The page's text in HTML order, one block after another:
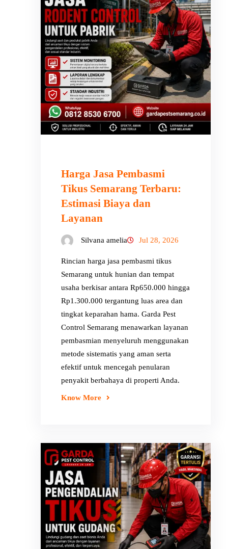
Harga Jasa Pembasmi
Tikus Semarang Terbaru:
Estimasi Biaya dan
Layanan
Silvana amelia Jul 28, 2026
Rincian harga jasa pembasmi tikus
Semarang untuk hunian dan tempat
usaha berkisar antara Rp650.000 hingga
Rp1.300.000 tergantung luas area dan
tingkat keparahan hama. Garda Pest
Control Semarang menawarkan layanan
pembasmian menyeluruh menggunakan
metode sistematis yang aman serta
efektif untuk mencegah penularan
penyakit berbahaya di properti Anda.
Know More